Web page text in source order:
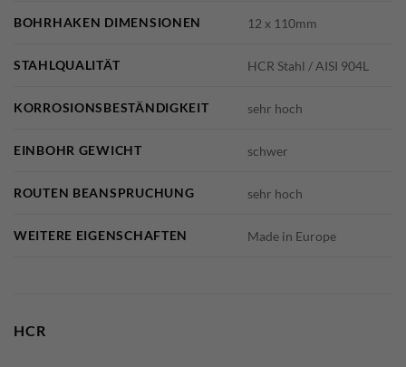
BOHRHAKEN DIMENSIONEN 12 x 110mm
STAHLQUALITÄT HCR Stahl / AISI 904L
KORROSIONSBESTÄNDIGKEIT sehr hoch
EINBOHR GEWICHT schwer
ROUTEN BEANSPRUCHUNG sehr hoch
WEITERE EIGENSCHAFTEN Made in Europe
HCR